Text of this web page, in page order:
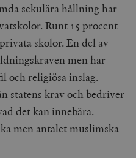
sekulära hållning har
Runt 15 procent
skolor. En del av
men har
och religiösa inslag.
statens krav och bedriver
det kan innebära.
men antalet muslimska